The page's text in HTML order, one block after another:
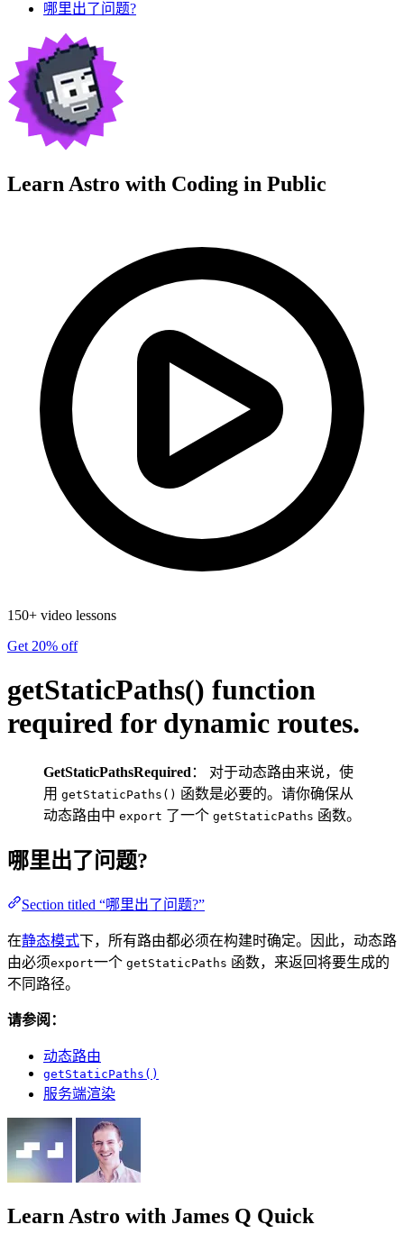
哪里出了问题?
Learn Astro with Coding in Public
150+ video lessons
Get 20% off
getStaticPaths() function
required for dynamic routes.
GetStaticPathsRequired ： 对于动态路由来说，使
用 getStaticPaths() 函数是必要的。请你确保从
动态路由中 export 了一个 getStaticPaths 函数。
哪里出了问题?
Section titled “哪里出了问题?”
在静态模式下，所有路由都必须在构建时确定。因此，动态路
由必须export一个 getStaticPaths 函数，来返回将要生成的
不同路径。
请参阅：
动态路由
getStaticPaths()
服务端渲染
Learn Astro with James Q Quick